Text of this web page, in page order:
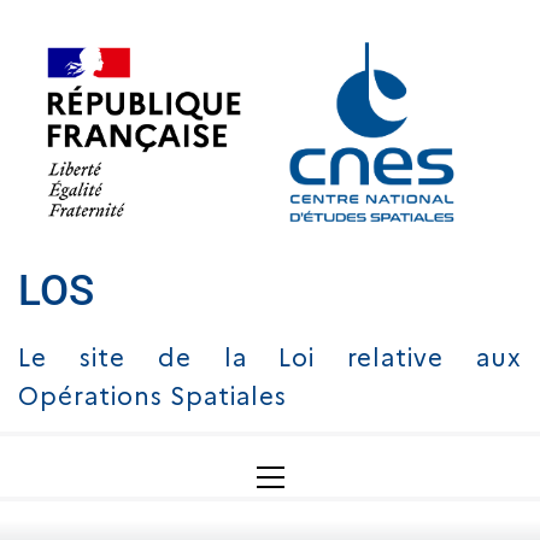
LOS
Le site de la Loi relative aux
Opérations Spatiales